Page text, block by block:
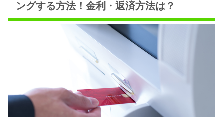
ングする方法！金利・返済方法は？